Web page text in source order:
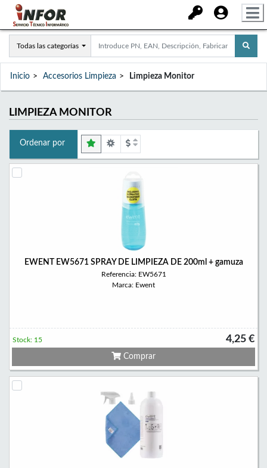
Todas las categorías
Inicio Accesorios Limpieza Limpieza Monitor
LIMPIEZA MONITOR
Ordenar por
EWENT EW5671 SPRAY DE LIMPIEZA DE 200ml + gamuza
Referencia: EW5671
Marca: Ewent
4,25 €
Stock: 15
Comprar